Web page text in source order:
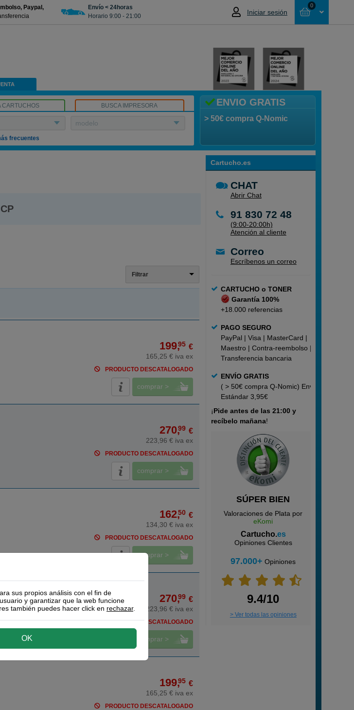
Paypal,
Envío < 24horas
Horario 9:00 - 21:00
Iniciar sesión
0
NO HAS SELECCIONADO NINGÚN
ENVIO GRATIS
> 50€ compra Q-Nomic
CARTUCHOS BUSCA IMPRESORA
modelo
frecuentes
Cartucho.es
CHAT
Abrir Chat
91 830 72 48
(9:00-20:00h)
Atención al cliente
Correo
Escríbenos un correo
CARTUCHO o TONER
Garantía 100%
+18.000 referencias
PAGO SEGURO
PayPal | Visa | MasterCard |
Maestro | Contra-reembolso |
Transferencia bancaria
ENVÍO GRATIS
( > 50€ compra Q-Nomic) Envío
Estándar 3,95€
¡Pide antes de las 21:00 y
recíbelo mañana!
SÚPER BIEN
Valoraciones de Plata por
eKomi
Cartucho.es
Opiniones Clientes
97.000+ Opiniones
9.4/10
> Ver todas las opiniones
Filtrar
199,95 €
165,25 € iva ex
PRODUCTO DESCATALOGADO
comprar >
270,99 €
223,96 € iva ex
PRODUCTO DESCATALOGADO
comprar >
162,50 €
134,30 € iva ex
PRODUCTO DESCATALOGADO
comprar >
270,99 €
223,96 € iva ex
PRODUCTO DESCATALOGADO
comprar >
199,95 €
165,25 € iva ex
PRODUCTO DESCATALOGADO
sus propios análisis con el fin de
y garantizar que la web funcione
también puedes hacer click en rechazar.
OK